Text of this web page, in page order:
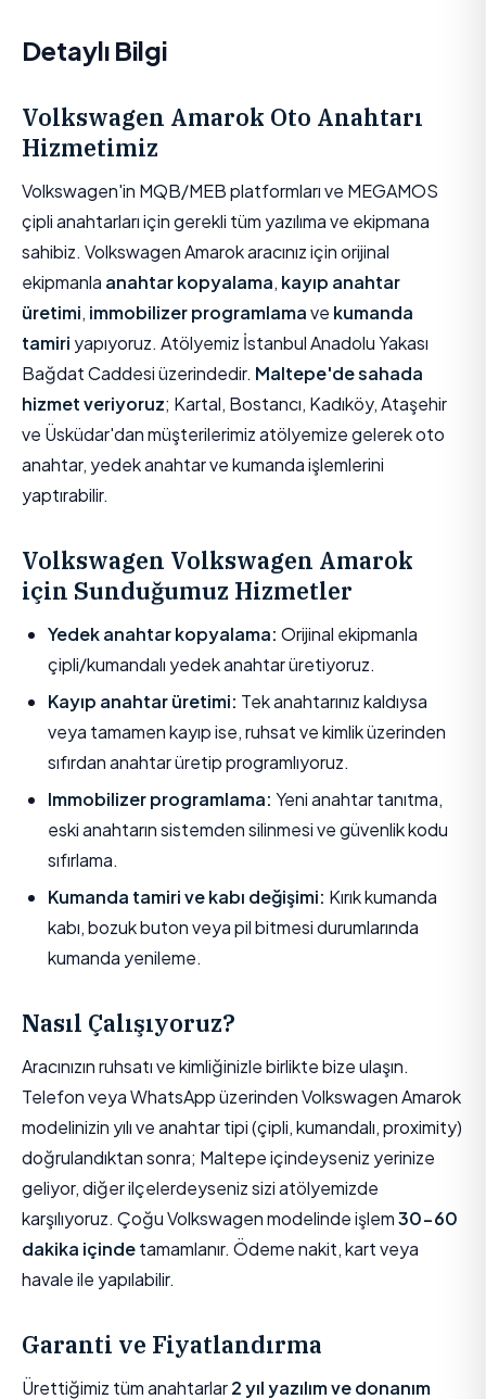
Detaylı Bilgi
Volkswagen Amarok Oto Anahtarı
Hizmetimiz
Volkswagen'in MQB/MEB platformları ve MEGAMOS
çipli anahtarları için gerekli tüm yazılıma ve ekipmana
sahibiz. Volkswagen Amarok aracınız için orijinal
ekipmanla anahtar kopyalama, kayıp anahtar
üretimi, immobilizer programlamave kumanda
tamiri yapıyoruz. Atölyemiz İstanbul Anadolu Yakası
Bağdat Caddesi üzerindedir. Maltepe'de sahada
hizmet veriyoruz; Kartal, Bostancı, Kadıköy, Ataşehir
ve Üsküdar'dan müşterilerimiz atölyemize gelerek oto
anahtar, yedek anahtar ve kumanda işlemlerini
yaptırabilir.
Volkswagen Volkswagen Amarok
için Sunduğumuz Hizmetler
Yedek anahtar kopyalama: Orijinal ekipmanla
çipli/kumandalı yedek anahtar üretiyoruz.
Kayıp anahtar üretimi: Tek anahtarınız kaldıysa
veya tamamen kayıp ise, ruhsat ve kimlik üzerinden
sıfırdan anahtar üretip programlıyoruz.
Immobilizer programlama: Yeni anahtar tanıtma,
eski anahtarın sistemden silinmesi ve güvenlik kodu
sıfırlama.
Kumanda tamiri ve kabı değişimi: Kırık kumanda
kabı, bozuk buton veya pil bitmesi durumlarında
kumanda yenileme.
Nasıl Çalışıyoruz?
Aracınızın ruhsatı ve kimliğinizle birlikte bize ulaşın.
Telefon veya WhatsApp üzerinden Volkswagen Amarok
modelinizin yılı ve anahtar tipi (çipli, kumandalı, proximity)
doğrulandıktan sonra; Maltepe içindeyseniz yerinize
geliyor, diğer ilçelerdeyseniz sizi atölyemizde
karşılıyoruz. Çoğu Volkswagen modelinde işlem30-60
dakika içindetamamlanır. Ödeme nakit, kart veya
havale ile yapılabilir.
Garanti ve Fiyatlandırma
Ürettiğimiz tüm anahtarlar2 yıl yazılım ve donanım